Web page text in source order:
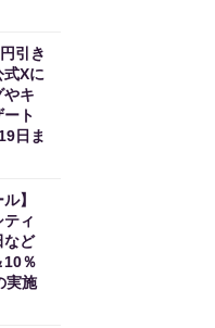
引き
Xに
やキ
ト
日ま
】
ィ
など
10％
実施